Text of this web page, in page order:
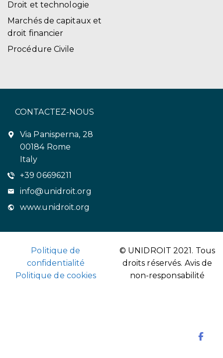
Droit et technologie
Marchés de capitaux et
droit financier
Procédure Civile
CONTACTEZ-NOUS
Via Panisperna, 28
00184 Rome
Italy
+39 06696211
info@unidroit.org
www.unidroit.org
Politique de
confidentialité
Politique de cookies
© UNIDROIT 2021. Tous
droits réservés. Avis de
non-responsabilité